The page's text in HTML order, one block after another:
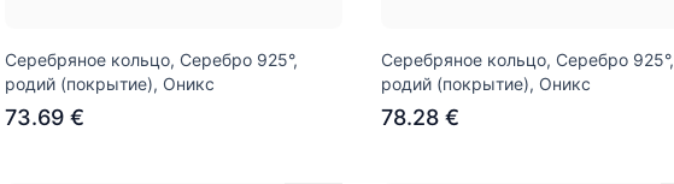
Серебряное кольцо, Серебро 925°,
родий (покрытие), Оникс
73.69 €
Серебряное кольцо, Серебро 925°,
родий (покрытие), Оникс
78.28 €